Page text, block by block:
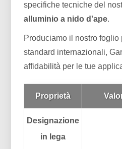
specifiche tecniche del
alluminio a nido d'ape.
Produciamo il nostro
standard internazionali,
affidabilità per le tue
Proprietà
Designazione
in lega